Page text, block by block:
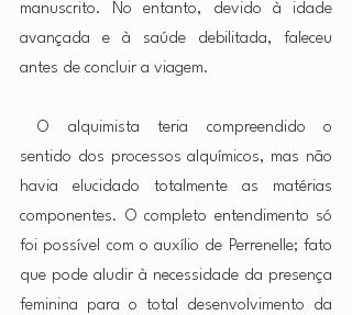
manuscrito. No entanto, devido à idade
avançada e à saúde debilitada, faleceu
antes de concluir a viagem.
O alquimista teria compreendido o
sentido dos processos alquímicos, mas não
havia elucidado totalmente as matérias
componentes. O completo entendimento só
foi possível com o auxílio de Perrenelle; fato
que pode aludir à necessidade da presença
feminina para o total desenvolvimento da